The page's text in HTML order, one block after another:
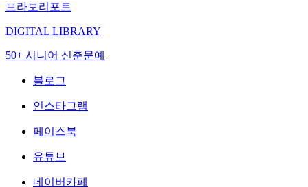
브라보리포트
DIGITAL LIBRARY
50+ 시니어 신춘문예
블로그
인스타그램
페이스북
유튜브
네이버카페